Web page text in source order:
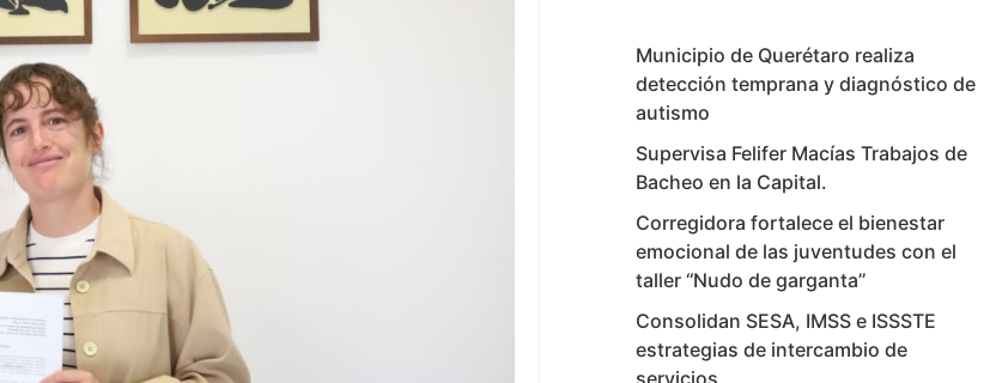
Municipio de Querétaro realiza
detección temprana y diagnóstico de
autismo
Supervisa Felifer Macías Trabajos de
Bacheo en la Capital.
Corregidora fortalece el bienestar
emocional de las juventudes con el
taller ‘‘Nudo de garganta’’
Consolidan SESA, IMSS e ISSSTE
estrategias de intercambio de
servicios